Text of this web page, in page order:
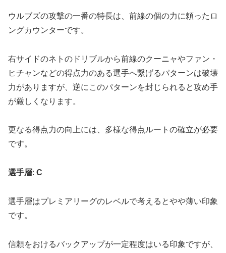
ウルブズの攻撃の一番の特長は、前線の個の力に頼ったロ
ングカウンターです。
右サイドのネトのドリブルから前線のクーニャやファン・
ヒチャンなどの得点力のある選手へ繋げるパターンは破壊
力がありますが、逆にこのパターンを封じられると攻め手
が厳しくなります。
更なる得点力の向上には、多様な得点ルートの確立が必要
です。
選手層: C
選手層はプレミアリーグのレベルで考えるとやや薄い印象
です。
信頼をおけるバックアップが一定程度はいる印象ですが、